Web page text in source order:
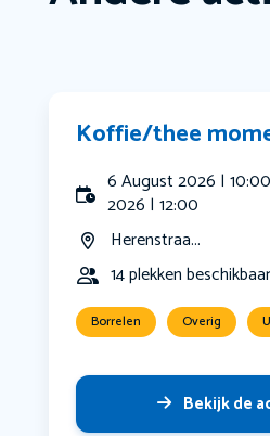
Koffie/thee
6 August 2026 |
2026 | 12:00
Herenstraa...
14 plekken beschikbaar
Borrelen Overig
Bekijk de